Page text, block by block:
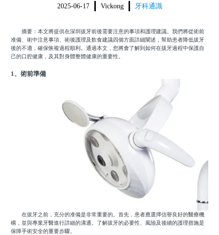
美學收費
箍牙收費
2025-06-17 Vickong 牙科通識
摘要：本文將提供在深圳拔牙前後需要注意的事項和護理建議。我們將從術前
准備、術中注意事項、術後護理及飲食建議四個方面詳細闡述，幫助患者降低拔牙
後的不適，確保恢複過程順利。通過本文，您將會了解到如何在拔牙過程中保護自
己的口腔健康，及其對身體整體健康的重要性。
1、術前準備
在拔牙之前，充分的准備是非常重要的。首先，患者應選擇信譽良好的醫療機
構，並與專業牙醫進行詳細的溝通。了解拔牙的必要性、風險及後續的護理措施是
保障手術安全的重要步驟。